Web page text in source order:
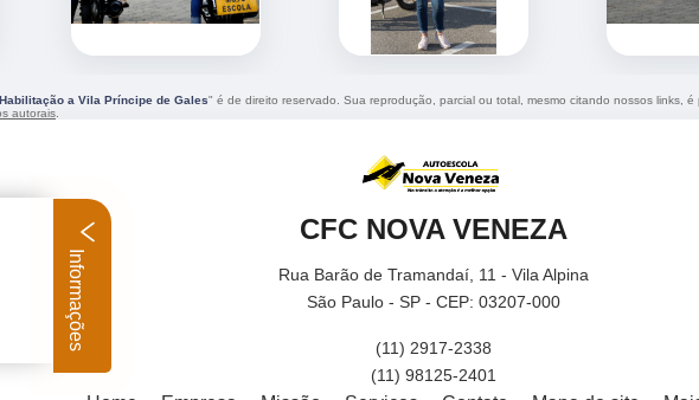
a Vila Príncipe de Gales" é de direito reservado. Sua reprodução, parcial ou total, mesmo citando nossos links,
autorais
CFC NOVA VENEZA
Rua Barão de Tramandaí, 11 - Vila Alpina
São Paulo - SP - CEP: 03207-000
(11) 2917-2338
(11) 98125-2401
Informações